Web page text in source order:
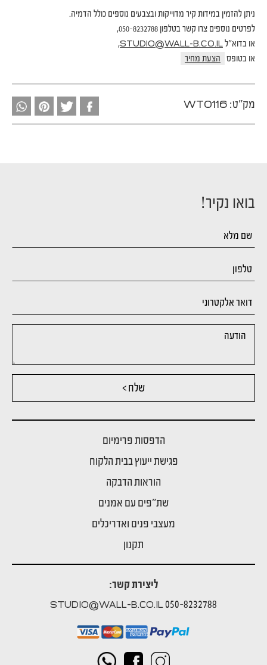
ניתן להזמין במידות קיר מדוייקות ובצבעים נוספים כולל הדמיה.
לפרטים נוספים צרו קשר בטלפון 050-8232788,
או בדוא"לSTUDIO@WALL-B.CO.IL
,
או בטופס
הצעת מחיר
מק"ט: WT0116
ליצירת קשר:
050-8232788
STUDIO@WALL-B.CO.IL
הדפסות פרימיום
פגישת ייעוץ בבית הלקוח
הוראות הדבקה
שת"פים עם אמנים
מעצבי פנים ואדריכלים
תקנון
בואו נקיר!
שלח >